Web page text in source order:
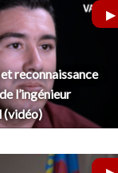
reconnaissance
l’ingénieur
(vidéo)